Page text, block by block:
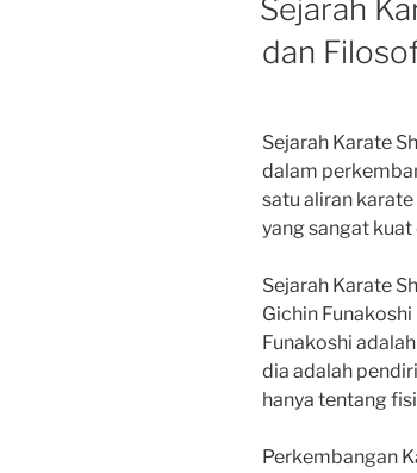
Sejarah
dan
Sejarah Karate
dalam
satu aliran
yang sangat
Sejarah Karate
Gichin
Funakoshi
dia adalah
hanya tentang
Perkembangan